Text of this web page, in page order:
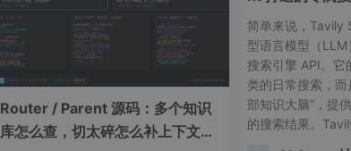
Router / Parent 源码：多个知识
库怎么查，切太碎怎么补上下文
简单来说，Tavily
型语言模型（
搜索引擎 API。它
类的日常搜索，而
部知识大脑”，提
的搜索结果。
个简单的搜索接